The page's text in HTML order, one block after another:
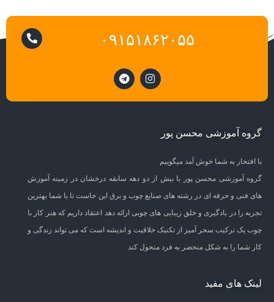
۰۹۱۵۱۸۶۲۰۵۵
گروه آموزشی محسن پور
با افتخار به شما خوش آمد میگوییم
گروه آموزشی محسن پور با بیش از دو دهه سابقه درخشان در زمینه آموزش
های فنی و حرفه ای در رشته های صنایع چوب و برق این جاست تا با شما بهترین
تجربه را در یادگیری و خلق زیبایی های چوبی ارائه دهد اعتقاد داریم که هنر کار با
چوب یک ترکیب سحر آمیز از تکنیک خلاقیت و اندیشه است که می تواند زندگی و
کار شما را به شکل منحصر به فرد متحول کند
لینک های مفید